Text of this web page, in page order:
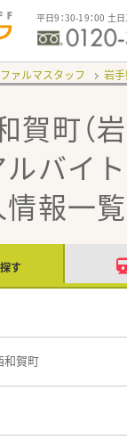
平日9：30-19：00 土
ァルマスタッフ 岩
町（
ルバイト
情報一覧
す
和賀町